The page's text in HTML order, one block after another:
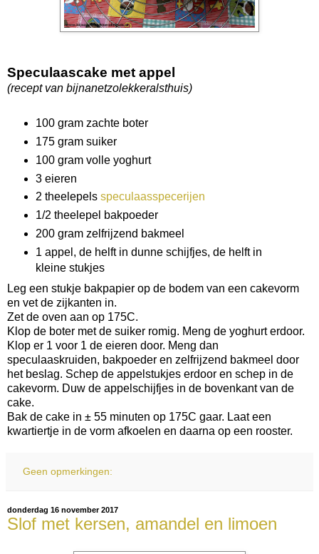
Speculaascake met appel
(recept van bijnanetzolekkeralsthuis)
100 gram zachte boter
175 gram suiker
100 gram volle yoghurt
3 eieren
2 theelepels speculaasspecerijen
1/2 theelepel bakpoeder
200 gram zelfrijzend bakmeel
1 appel, de helft in dunne schijfjes, de helft in
kleine stukjes
Leg een stukje bakpapier op de bodem van een cakevorm
en vet de zijkanten in.
Zet de oven aan op 175C.
Klop de boter met de suiker romig. Meng de yoghurt erdoor.
Klop er 1 voor 1 de eieren door. Meng dan
speculaaskruiden, bakpoeder en zelfrijzend bakmeel door
het beslag. Schep de appelstukjes erdoor en schep in de
cakevorm. Duw de appelschijfjes in de bovenkant van de
cake.
Bak de cake in ± 55 minuten op 175C gaar. Laat een
kwartiertje in de vorm afkoelen en daarna op een rooster.
Geen opmerkingen:
donderdag 16 november 2017
Slof met kersen, amandel en limoen